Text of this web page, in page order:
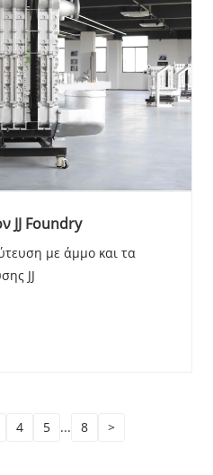
JJ Foundry
με άμμο και τα
JJ
4 5 ... 8 >